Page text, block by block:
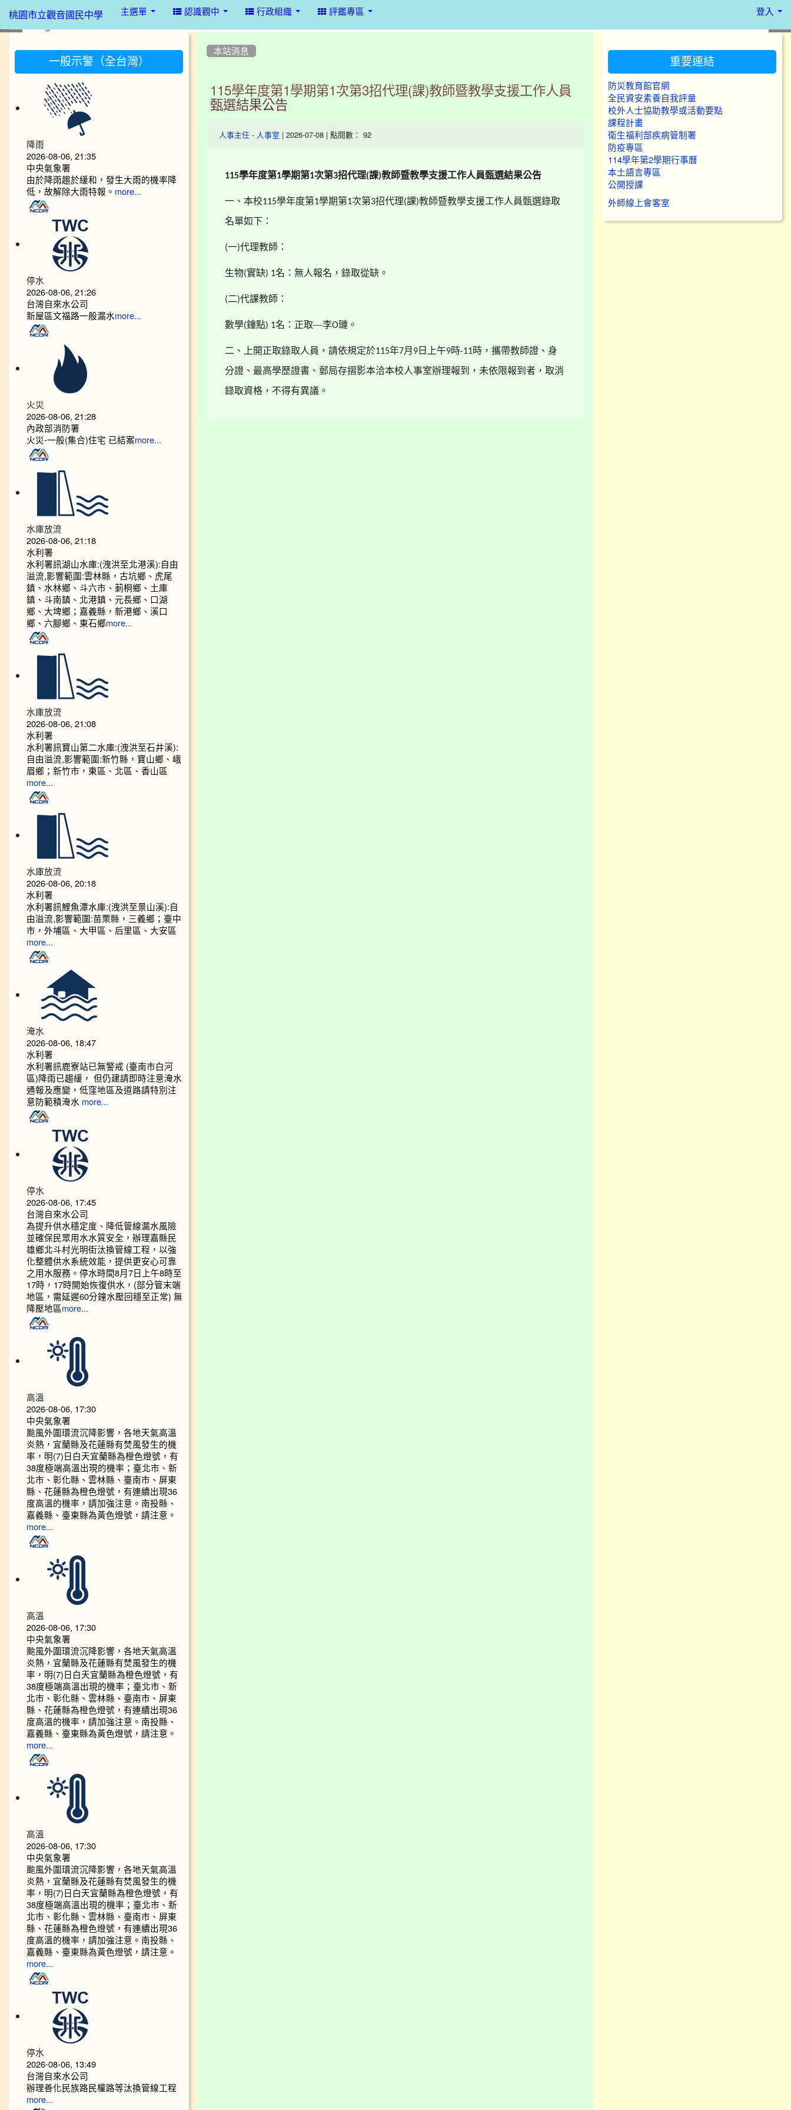
桃園市立觀音國民中學 主選單 認識觀中 行政組織 評鑑專區 登入
本站消息
115學年度第1學期第1次第3招代理(課)教師暨教學支援工作人員
甄選結果公告
人事主任 - 人事室 | 2026-07-08 | 點閱數： 92
115學年度第1學期第1次第3招代理(課)教師暨教學支援工作人員甄選結果公告
一、本校115學年度第1學期第1次第3招代理(課)教師暨教學支援工作人員甄選錄取
名單如下：
(一)代理教師：
生物(實缺) 1名：無人報名，錄取從缺。
(二)代課教師：
數學(鐘點) 1名：正取—李O璉。
二、上開正取錄取人員，請依規定於115年7月9日上午9時-11時，攜帶教師證、身
分證、最高學歷證書、郵局存摺影本洽本校人事室辦理報到，未依限報到者，取消
錄取資格，不得有異議。
一般示警（全台灣）
降雨
2026-08-06, 21:35
中央氣象署
由於降雨趨於緩和，發生大雨的機率降
低，故解除大雨特報。 more...
停水
2026-08-06, 21:26
台灣自來水公司
新屋區文福路一般漏水more...
火災
2026-08-06, 21:28
內政部消防署
火災-一般(集合)住宅 已結案more...
水庫放流
2026-08-06, 21:18
水利署
水利署訊湖山水庫:(洩洪至北港溪):自由
溢流,影響範圍:雲林縣，古坑鄉、虎尾
鎮、水林鄉、斗六市、莿桐鄉、土庫
鎮、斗南鎮、北港鎮、元長鄉、口湖
鄉、大埤鄉；嘉義縣，新港鄉、溪口
鄉、六腳鄉、東石鄉more...
水庫放流
2026-08-06, 21:08
水利署
水利署訊寶山第二水庫:(洩洪至石井溪):
自由溢流,影響範圍:新竹縣，寶山鄉、峨
眉鄉；新竹市，東區、北區、香山區
more...
水庫放流
2026-08-06, 20:18
水利署
水利署訊鯉魚潭水庫:(洩洪至景山溪):自
由溢流,影響範圍:苗栗縣，三義鄉；臺中
市，外埔區、大甲區、后里區、大安區
more...
淹水
2026-08-06, 18:47
水利署
水利署訊鹿寮站已無警戒 (臺南市白河
區)降雨已趨緩， 但仍建請即時注意淹水
通報及應變，低窪地區及道路請特別注
意防範積淹水 more...
停水
2026-08-06, 17:45
台灣自來水公司
為提升供水穩定度、降低管線漏水風險
並確保民眾用水水質安全，辦理嘉縣民
雄鄉北斗村光明街汰換管線工程，以強
化整體供水系統效能，提供更安心可靠
之用水服務。停水時間8月7日上午8時至
17時，17時開始恢復供水，(部分管末端
地區，需延遲60分鐘水壓回穩至正常) 無
降壓地區more...
高溫
2026-08-06, 17:30
中央氣象署
颱風外圍環流沉降影響，各地天氣高溫
炎熱，宜蘭縣及花蓮縣有焚風發生的機
率，明(7)日白天宜蘭縣為橙色燈號，有
38度極端高溫出現的機率；臺北市、新
北市、彰化縣、雲林縣、臺南市、屏東
縣、花蓮縣為橙色燈號，有連續出現36
度高溫的機率，請加強注意。南投縣、
嘉義縣、臺東縣為黃色燈號，請注意。
more...
高溫
2026-08-06, 17:30
中央氣象署
颱風外圍環流沉降影響，各地天氣高溫
炎熱，宜蘭縣及花蓮縣有焚風發生的機
率，明(7)日白天宜蘭縣為橙色燈號，有
38度極端高溫出現的機率；臺北市、新
北市、彰化縣、雲林縣、臺南市、屏東
縣、花蓮縣為橙色燈號，有連續出現36
度高溫的機率，請加強注意。南投縣、
嘉義縣、臺東縣為黃色燈號，請注意。
more...
高溫
2026-08-06, 17:30
中央氣象署
颱風外圍環流沉降影響，各地天氣高溫
炎熱，宜蘭縣及花蓮縣有焚風發生的機
率，明(7)日白天宜蘭縣為橙色燈號，有
38度極端高溫出現的機率；臺北市、新
北市、彰化縣、雲林縣、臺南市、屏東
縣、花蓮縣為橙色燈號，有連續出現36
度高溫的機率，請加強注意。南投縣、
嘉義縣、臺東縣為黃色燈號，請注意。
more...
停水
2026-08-06, 13:49
台灣自來水公司
辦理善化民族路民權路等汰換管線工程
more...
重要連結
防災教育館官網
全民資安素養自我評量
校外人士協助教學或活動要點
課程計畫
衛生福利部疾病管制署
防疫專區
114學年第2學期行事曆
本土語言專區
公開授課
外師線上會客室